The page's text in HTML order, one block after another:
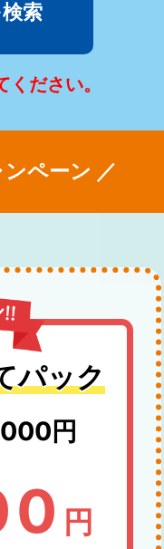
索
ださい。
ペーン ／
パック
円
円